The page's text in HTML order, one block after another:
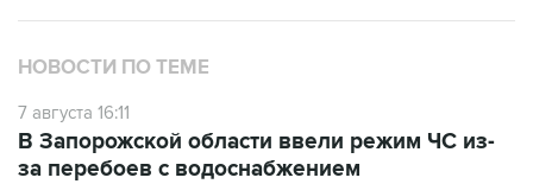
НОВОСТИ ПО ТЕМЕ
7 августа 16:11
В Запорожской области ввели режим ЧС из-
за перебоев с водоснабжением